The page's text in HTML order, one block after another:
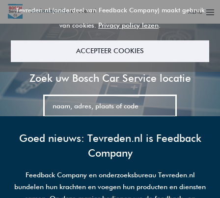
Tevreden.nl (onderdeel van Feedback Company) maakt gebruik
van cookies.Privacy policy lezen.
ACCEPTEER COOKIES
MENU
Zoek uw Bosch Car Service locatie
GA VERDER
Bosch Car Service Plaats
Goed nieuws: Tevreden.nl is Feedback
Company
Feedback Company en onderzoeksbureau Tevreden.nl
bundelen hun krachten en voegen hun producten en diensten